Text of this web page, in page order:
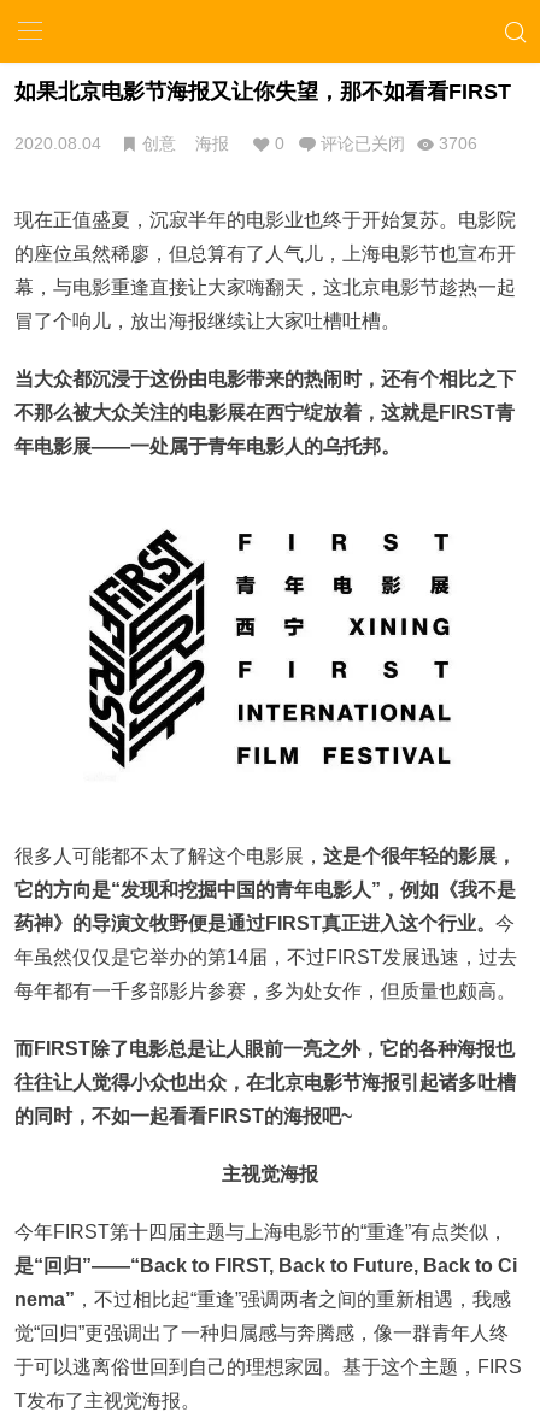
如果北京电影节海报又让你失望，那不如看看FIRST
2020.08.04 创意 海报 0 评论已关闭 3706
现在正值盛夏，沉寂半年的电影业也终于开始复苏。电影院
的座位虽然稀廖，但总算有了人气儿，上海电影节也宣布开
幕，与电影重逢直接让大家嗨翻天，这北京电影节趁热一起
冒了个响儿，放出海报继续让大家吐槽吐槽。
当大众都沉浸于这份由电影带来的热闹时，还有个相比之下
不那么被大众关注的电影展在西宁绽放着，这就是FIRST青
年电影展——一处属于青年电影人的乌托邦。
很多人可能都不太了解这个电影展， 这是个很年轻的影展，
它的方向是“发现和挖掘中国的青年电影人”，例如《我不是
药神》的导演文牧野便是通过FIRST真正进入这个行业。 今
年虽然仅仅是它举办的第14届，不过FIRST发展迅速，过去
每年都有一千多部影片参赛，多为处女作，但质量也颇高。
而FIRST除了电影总是让人眼前一亮之外，它的各种海报也
往往让人觉得小众也出众，在北京电影节海报引起诸多吐槽
的同时，不如一起看看FIRST的海报吧~
主视觉海报
今年FIRST第十四届主题与上海电影节的“重逢”有点类似，
是“回归”——“Back to FIRST, Back to Future, Back to Ci
nema” ，不过相比起“重逢”强调两者之间的重新相遇，我感
觉“回归”更强调出了一种归属感与奔腾感，像一群青年人终
于可以逃离俗世回到自己的理想家园。基于这个主题，FIRS
T发布了主视觉海报。